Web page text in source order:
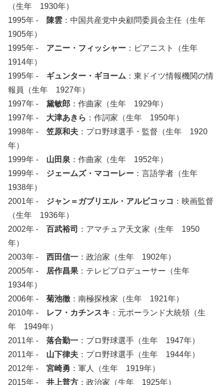
（生年 1930年）
1995年 -
陳雲 ：中国共産党中央顧問委員会主任（生年
1905年）
1995年 - アニー・フィッシャー ：ピアニスト（生年
1914年）
1995年 - ギュンター・ギヨーム ：東ドイツ情報機関の情
報員（生年 1927年）
1997年 - 黛敏郎 ：作曲家（生年 1929年）
1997年 - 大津あきら ：作詞家（生年 1950年）
1998年 - 笠原和夫 ：プロ野球選手・監督（生年 1920
年）
1999年 - 山田泉 ：作曲家（生年 1952年）
1999年 - ジェームズ・マコーレー ：言語学者（生年
1938年）
2001年 - ジャン＝ガブリエル・アルビコッコ ：映画監督
（生年 1936年）
2002年 - 百武裕司
：アマチュア天文家（生年 1950
年）
2003年 - 西田信一 ：政治家（生年 1902年）
2005年 -
居作昌果 ：テレビプロデューサー（生年
1934年）
2006年 - 菊池徹 ：南極探検家（生年 1921年）
2010年 -
レフ・カチンスキ ：元ポーランド大統領（生
年 1949年）
2011年 - 落合勤一 ：プロ野球選手（生年 1947年）
2011年 - 山下律夫 ：プロ野球選手（生年 1944年）
2012年 - 宮崎勇 ：軍人（生年 1919年）
2015年 - 井上普方 ：政治家（生年 1925年）